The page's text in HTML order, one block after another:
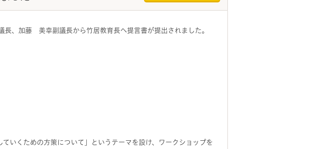
、加藤 美幸副議長から竹居教育長へ提言書が提出されました。
いくための方策について」というテーマを設け、ワークショップを